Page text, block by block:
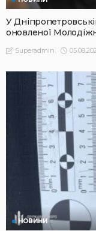
У
оновленої
Superadmin
НОВИНИ